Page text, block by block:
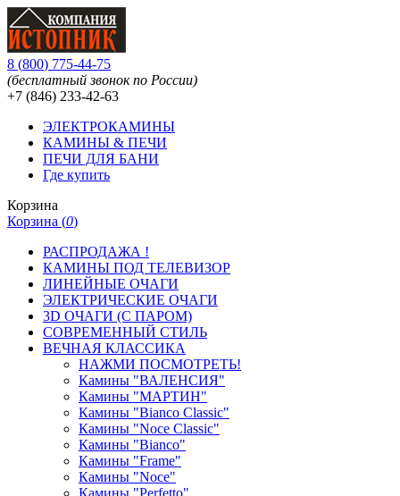
8 (800) 775-44-75
(бесплатный звонок по России)
+7 (846) 233-42-63
ЭЛЕКТРОКАМИНЫ
КАМИНЫ & ПЕЧИ
ПЕЧИ ДЛЯ БАНИ
Где купить
Корзина
Корзина (0)
РАСПРОДАЖА !
КАМИНЫ ПОД ТЕЛЕВИЗОР
ЛИНЕЙНЫЕ ОЧАГИ
ЭЛЕКТРИЧЕСКИЕ ОЧАГИ
3D ОЧАГИ (С ПАРОМ)
СОВРЕМЕННЫЙ СТИЛЬ
ВЕЧНАЯ КЛАССИКА
НАЖМИ ПОСМОТРЕТЬ!
Камины "ВАЛЕНСИЯ"
Камины "МАРТИН"
Камины "Bianco Classic"
Камины "Noce Classic"
Камины "Bianco"
Камины "Frame"
Камины "Noce"
Камины "Perfetto"